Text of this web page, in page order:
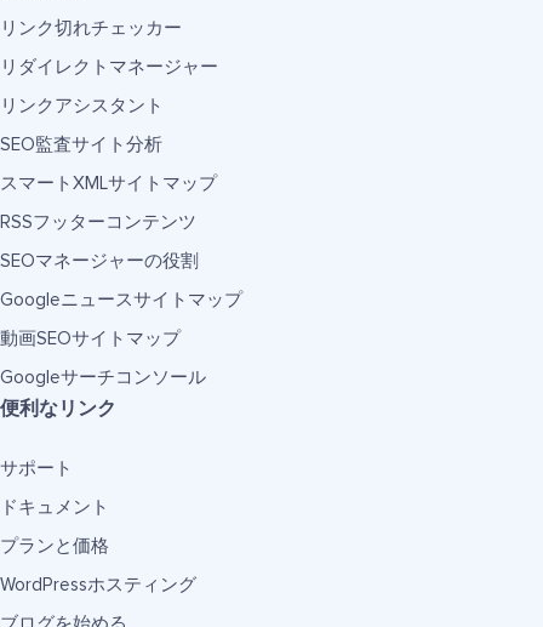
リンク切れチェッカー
リダイレクトマネージャー
リンクアシスタント
SEO監査サイト分析
スマートXMLサイトマップ
RSSフッターコンテンツ
SEOマネージャーの役割
Googleニュースサイトマップ
動画SEOサイトマップ
Googleサーチコンソール
便利なリンク
サポート
ドキュメント
プランと価格
WordPressホスティング